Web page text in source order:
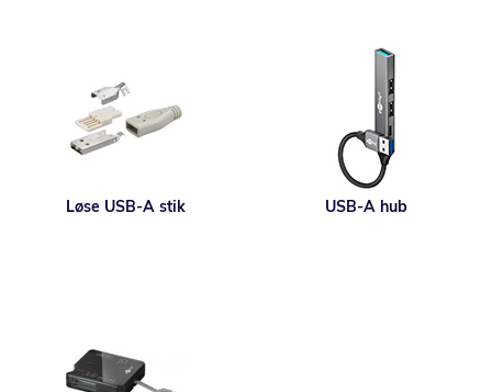
Løse USB-A stik USB-A hub